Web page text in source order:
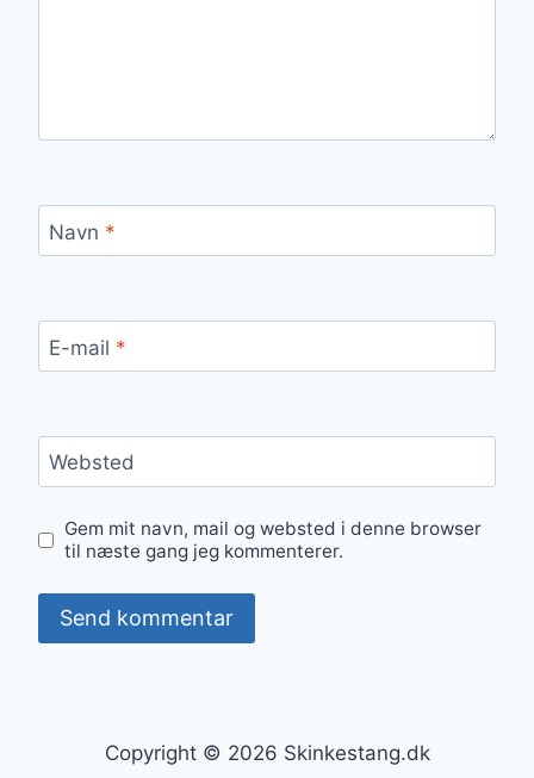
Navn *
E-mail *
Websted
Gem mit navn, mail og websted i denne browser
til næste gang jeg kommenterer.
Copyright © 2026 Skinkestang.dk